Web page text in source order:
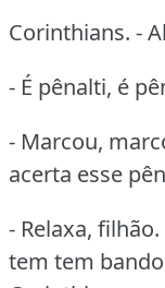
Corinthians. -
- É pênalti, é
- Marcou,
acerta esse
- Relaxa,
tem tem